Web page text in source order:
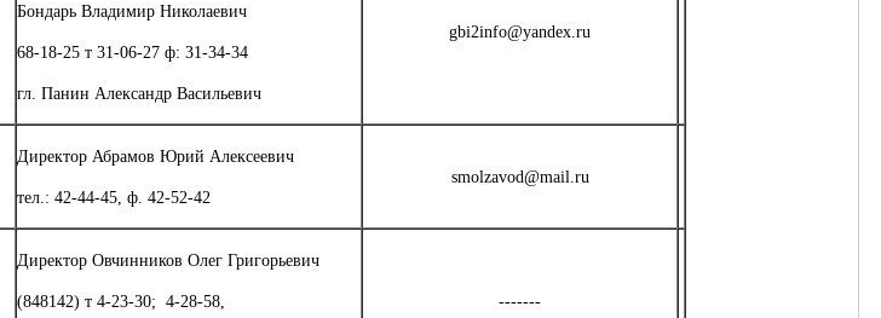
Бондарь Владимир Николаевич
68-18-25 т 31-06-27 ф: 31-34-34
гл. Панин Александр Васильевич
gbi2info@yandex.ru
Директор Абрамов Юрий Алексеевич
тел.: 42-44-45, ф. 42-52-42
smolzavod@mail.ru
Директор Овчинников Олег Григорьевич
(848142) т 4-23-30; 4-28-58, -------